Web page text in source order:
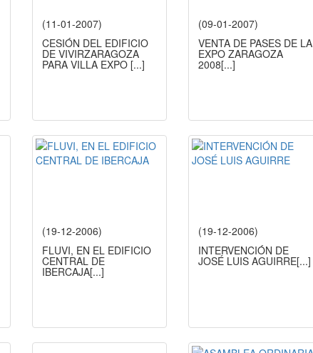
(11-01-2007)
CESIÓN DEL EDIFICIO
DE VIVIRZARAGOZA
PARA VILLA EXPO [...]
(09-01-2007)
VENTA DE PASES DE LA
EXPO ZARAGOZA
2008[...]
(19-12-2006)
FLUVI, EN EL EDIFICIO
CENTRAL DE
IBERCAJA[...]
(19-12-2006)
INTERVENCIÓN DE
JOSÉ LUIS AGUIRRE[...]